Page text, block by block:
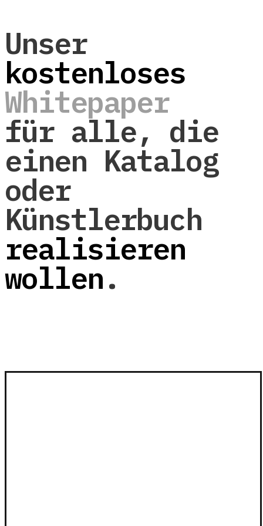
Unser
kostenloses
Whitepaper
für alle, die
einen Katalog
oder
Künstlerbuch
realisieren
wollen.